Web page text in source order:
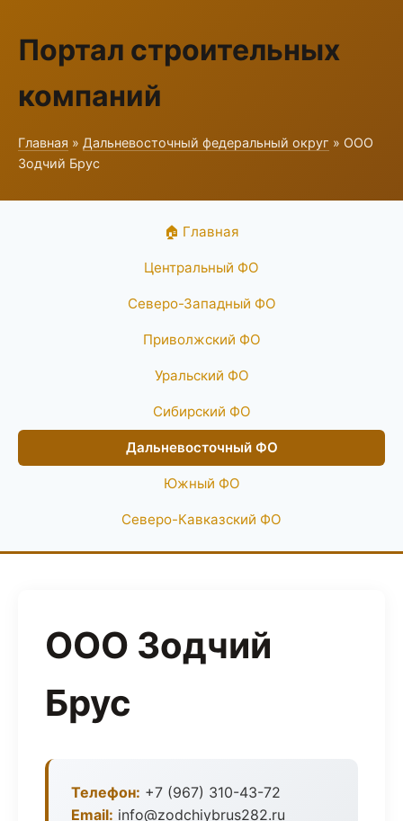
Портал строительных
компаний
Главная » Дальневосточный федеральный округ » ООО
Зодчий Брус
🏠 Главная
Центральный ФО
Северо-Западный ФО
Приволжский ФО
Уральский ФО
Сибирский ФО
Дальневосточный ФО
Южный ФО
Северо-Кавказский ФО
ООО Зодчий
Брус
Телефон: +7 (967) 310-43-72
Email: info@zodchiybrus282.ru